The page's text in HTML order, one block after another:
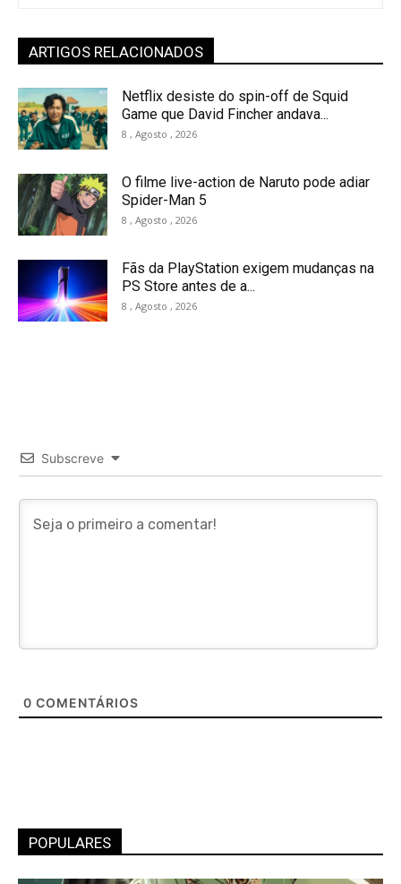
ARTIGOS RELACIONADOS
Netflix desiste do spin-off de Squid
Game que David Fincher andava...
8 , Agosto , 2026
O filme live-action de Naruto pode adiar
Spider-Man 5
8 , Agosto , 2026
Fãs da PlayStation exigem mudanças na
PS Store antes de a...
8 , Agosto , 2026
Subscreve
0 COMENTÁRIOS
POPULARES